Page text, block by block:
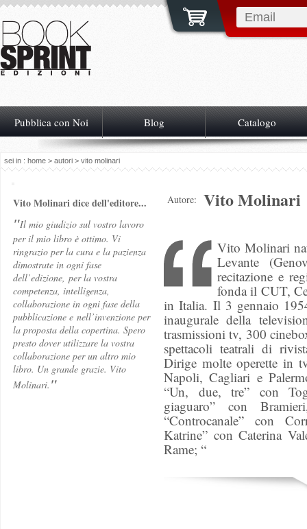
Pubblica con Noi Blog Catalogo
sei in : home > autori > vito molinari
Vito Molinari dice dell'editore...
"Il mio giudizio sul vostro lavoro
per il mio libro è ottimo. Vi
ringrazio per la cura e la pazienza
dimostrate in ogni fase
dell’edizione, per la vostra
competenza, intelligenza,
collaborazione in ogni fase della
pubblicazione e nell’invenzione per
la proposta della copertina. Spero
presto dover utilizzare la vostra
collaborazione per un altro mio
libro. Un grande grazie. Vito
Molinari. "
Autore: Vito Molinari
Vito Molinari
Levante
recitazione e
fonda il CUT,
in Italia. Il 3 gennaio
inaugurale della
trasmissioni tv, 300
spettacoli teatrali di
Dirige molte operette in
Napoli, Cagliari e
“Un, due, tre” con
giaguaro” con
“Controcanale” con
Katrine” con Caterina
Rame; “